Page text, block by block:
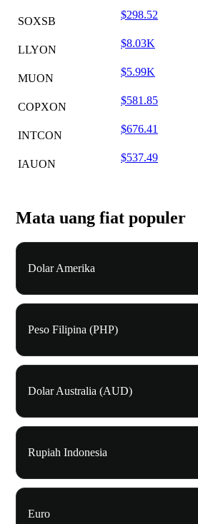
SOXSB
$298.52
LLYON
$8.03K
MUON
$5.99K
COPXON
$581.85
INTCON
$676.41
IAUON
$537.49
Mata uang fiat populer
Dolar Amerika
Peso Filipina (PHP)
Dolar Australia (AUD)
Rupiah Indonesia
Euro